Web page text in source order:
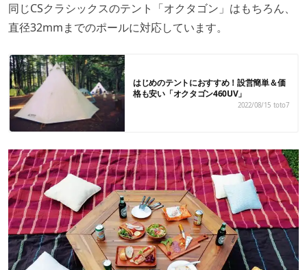
同じCSクラシックスのテント「オクタゴン」 はもちろん、
直径32mmまでのポールに対応しています。
はじめのテントにおすすめ！設営簡単＆価
格も安い「オクタゴン460UV」
2022/08/15 toto7